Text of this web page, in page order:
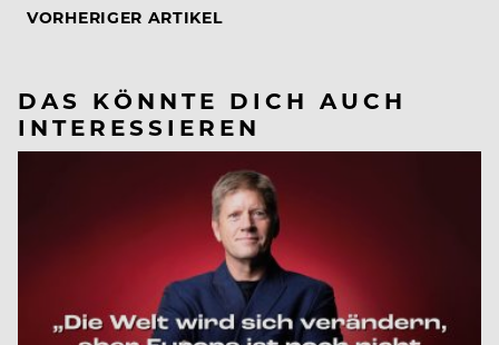
VORHERIGER ARTIKEL
DAS KÖNNTE DICH AUCH
INTERESSIEREN